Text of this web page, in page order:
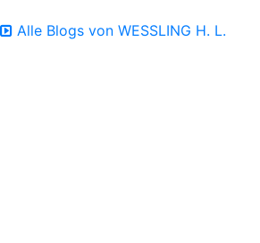
Alle Blogs von WESSLING H. L.